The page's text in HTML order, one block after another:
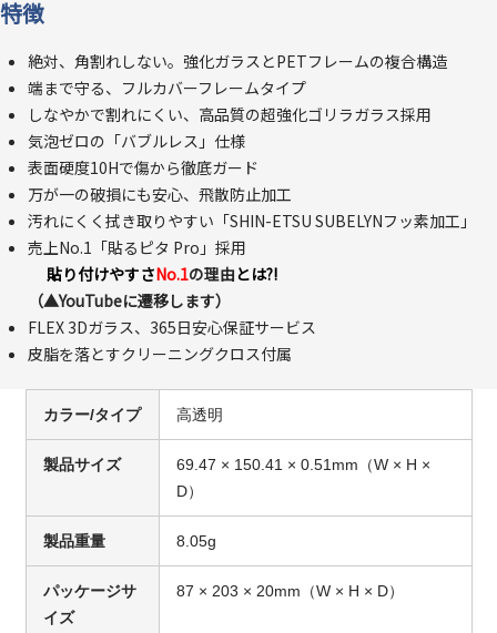
特徴
絶対、角割れしない。強化ガラスとPETフレームの複合構造
端まで守る、フルカバーフレームタイプ
しなやかで割れにくい、高品質の超強化ゴリラガラス採用
気泡ゼロの「バブルレス」仕様
表面硬度10Hで傷から徹底ガード
万が一の破損にも安心、飛散防止加工
汚れにくく拭き取りやすい「SHIN-ETSU SUBELYNフッ素加工」
売上No.1「貼るピタ Pro」採用
貼り付けやすさNo.1の理由とは?!
（▲YouTubeに遷移します）
FLEX 3Dガラス、365日安心保証サービス
皮脂を落とすクリーニングクロス付属
カラー/タイプ 高透明
製品サイズ
69.47 × 150.41 × 0.51mm（W × H ×
D）
製品重量 8.05g
パッケージサ
イズ
87 × 203 × 20mm（W × H × D）